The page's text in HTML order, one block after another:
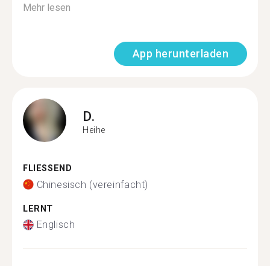
Mehr lesen
App herunterladen
D.
Heihe
FLIESSEND
Chinesisch (vereinfacht)
LERNT
Englisch